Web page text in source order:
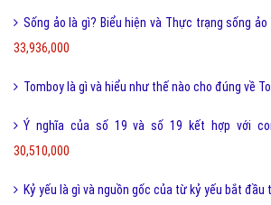
Sống ảo là gì? Biểu hiện và Thực trạng sống
33,936,000
Tomboy là gì và hiểu như thế nào cho đúng về
Ý nghĩa của số 19 và số 19 kết hợp với
30,510,000
Kỷ yếu là gì và nguồn gốc của từ kỷ yếu bắt đầu